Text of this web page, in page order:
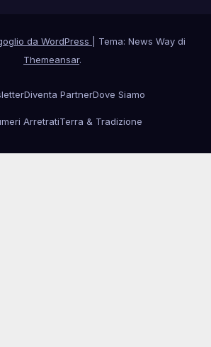
da WordPress
Tema: News Way di
Themeansar.
Diventa PartnerDove Siamo
ArretratiTerra & Tradizione